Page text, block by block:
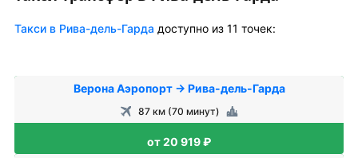
Такси в Рива-дель-Гарда доступно из 11 точек:
Верона Аэропорт → Рива-дель-Гарда
87 км (70 минут)
от 20 919 ₽